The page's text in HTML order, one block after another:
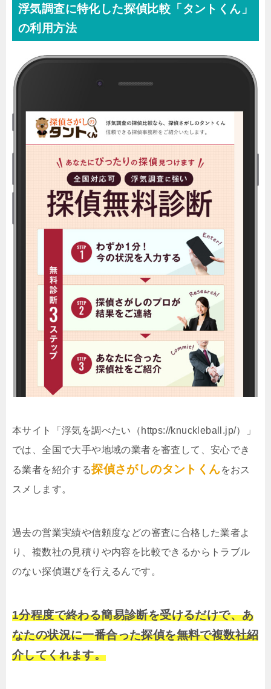
浮気調査に特化した探偵比較「タントくん」
の利用方法
本サイト「浮気を調べたい（https://knuckleball.jp/）」
では、全国で大手や地域の業者を審査して、安心でき
る業者を紹介する探偵さがしのタントくんをおス
スメします。
過去の営業実績や信頼度などの審査に合格した業者よ
り、複数社の見積りや内容を比較できるからトラブル
のない探偵選びを行えるんです。
1分程度で終わる簡易診断を受けるだけで、あ
なたの状況に一番合った探偵を無料で複数社紹
介してくれます。